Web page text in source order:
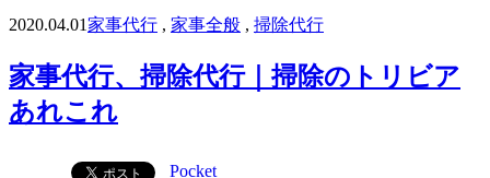
2020.04.01家事代行 , 家事全般 , 掃除代行
家事代行、掃除代行｜掃除のトリビア
あれこれ
Pocket